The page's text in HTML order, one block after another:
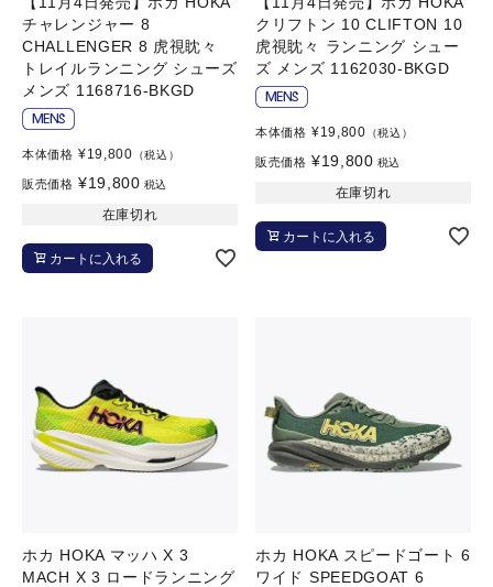
チャレンジャー 8
CHALLENGER 8 虎視眈々
トレイルランニング シューズ
メンズ 1168716-BKGD
本体価格 ¥19,800 （税込）
販売価格 ¥19,800 税込
在庫切れ
カートに入れる
クリフトン 10 CLIFTON 10
虎視眈々 ランニング シュー
ズ メンズ 1162030-BKGD
本体価格 ¥19,800 （税込）
販売価格 ¥19,800 税込
在庫切れ
カートに入れる
ホカ HOKA マッハ X 3
MACH X 3 ロードランニング
ホカ HOKA スピードゴート 6
ワイド SPEEDGOAT 6